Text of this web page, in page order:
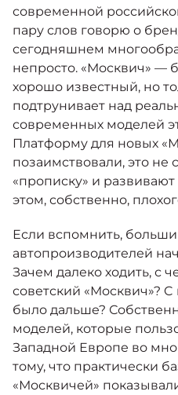
от 2
от 2
от 3
Кредитные программы
Спецпредложения
Калькулятор трейд-ин
Моторное масло
АКСЕССУАРЫ
КОНТАКТЫ
современной
пару слов говорю о
сегодняшнем
непросто. «Москвич» —
хорошо известный, но
подтрунивает над
современных моделей
Платформу для новых
позаимствовали, это не
«прописку» и
этом, собственно,
Если вспомнить,
автопроизводителей
Зачем далеко ходить, с
советский «Москвич»?
было дальше?
моделей, которые
Западной Европе во
тому, что практически
«Москвичей»